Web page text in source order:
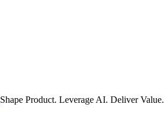
Shape Product. Leverage AI. Deliver Value.